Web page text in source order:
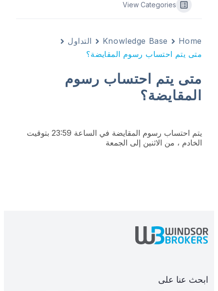
View Categories
Home
Knowledge Base
التداول
متى يتم احتساب رسوم المقايضة؟
متى يتم احتساب رسوم
المقايضة؟
يتم احتساب رسوم المقايضة في الساعة 23:59 بتوقيت
الخادم ، من الاثنين إلى الجمعة
ابحث عنا على